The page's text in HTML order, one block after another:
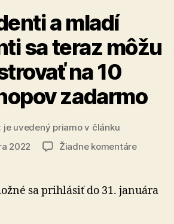
a mladí
sa teraz môžu
na 10
zadarmo
je uvedený priamo v článku
2022 Žiadne komentárena
mladí
sa prihlásiť do 31. januára